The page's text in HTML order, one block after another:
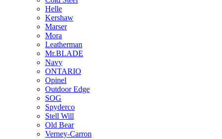
Helle
Kershaw
Marser
Mora
Leatherman
Mr.BLADE
Navy
ONTARIO
Opinel
Outdoor Edge
SOG
Spyderco
Stell Will
Old Bear
Verney-Carron